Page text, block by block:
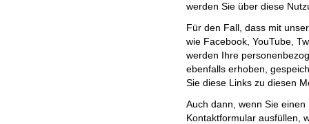
werden Sie über diese
Für den Fall, dass mit
wie Facebook, YouTube,
werden Ihre
ebenfalls erhoben,
Sie diese Links zu diesen
Auch dann, wenn Sie
Kontaktformular ausfüllen,